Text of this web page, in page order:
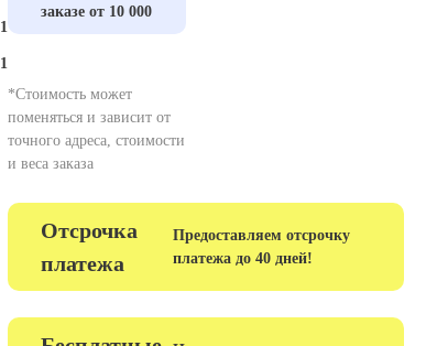
1
1
Износостойкость
заказе от 10 000
*Стоимость может
поменяться и зависит от
точного адреса, стоимости
и веса заказа
Отсрочка
платежа
Предоставляем отсрочку
платежа до 40 дней!